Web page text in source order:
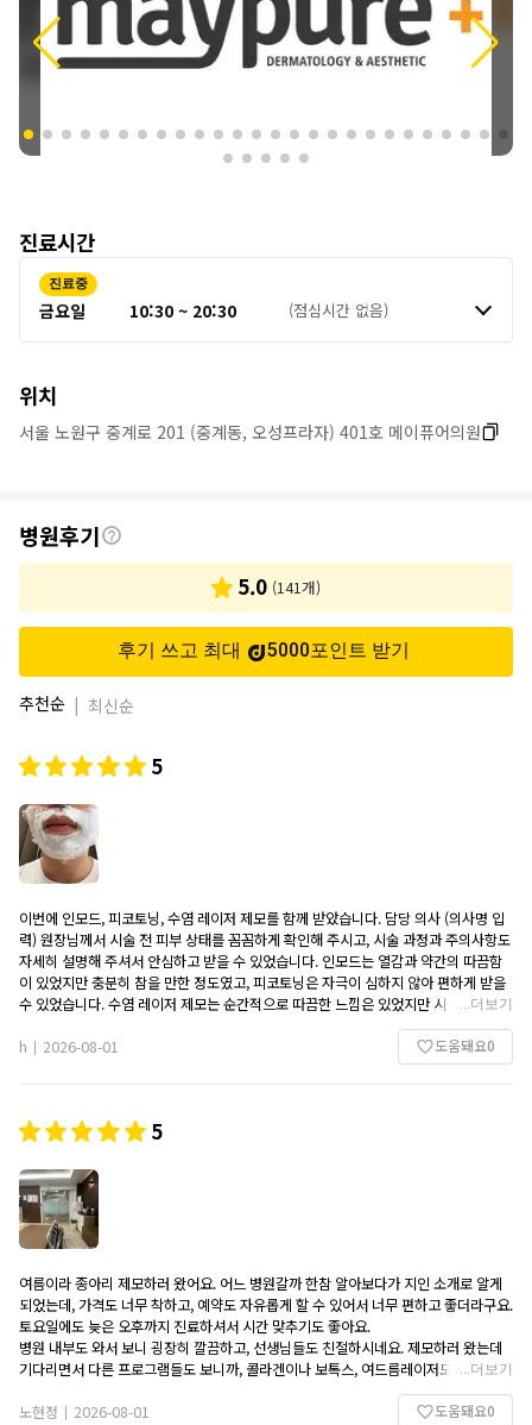
진료시간
진료중
금요일 10:30 ~ 20:30 (점심시간 없음)
위치
서울 노원구 중계로 201 (중계동, 오성프라자) 401호 메이퓨어의원
후
기
병원후기
5.0 (141개)
후기 쓰고 최대 5000포인트 받기
추천순 | 최신순
5
이번에 인모드, 피코토닝, 수염 레이저 제모를 함께 받았습니다. 담당 의사 (의사명 입
력) 원장님께서 시술 전 피부 상태를 꼼꼼하게 확인해 주시고, 시술 과정과 주의사항도
자세히 설명해 주셔서 안심하고 받을 수 있었습니다. 인모드는 열감과 약간의 따끔함
이 있었지만 충분히 참을 만한 정도였고, 피코토닝은 자극이 심하지 않아 편하게 받을
수 있었습니다. 수염 레이저 제모는 순간적으로 따끔한 느낌은 있었지만 시술 시간이
짧아 부담은 크지 않았습니다. 시술 후에는 얼굴이 약간 붉어졌지만 반나절 정도 지나
면서 대부분 가라앉았고, 다음 날에는 일상생활에 전혀 지장이 없었습니다. 직원분들
도 친절하게 응대해 주셨고 대기 시간도 길지 않아 만족스러웠습니다. 피부톤 개선과
...더보기
h 2026-08-01 도움돼요0
5
여름이라 종아리 제모하러 왔어요. 어느 병원갈까 한참 알아보다가 지인 소개로 알게
되었는데, 가격도 너무 착하고, 예약도 자유롭게 할 수 있어서 너무 편하고 좋더라구요.
토요일에도 늦은 오후까지 진료하셔서 시간 맞추기도 좋아요.
병원 내부도 와서 보니 굉장히 깔끔하고, 선생님들도 친절하시네요. 제모하러 왔는데
기다리면서 다른 프로그램들도 보니까, 콜라겐이나 보톡스, 여드름레이저도 굉장히 합
대기공간도 편하고 좋습니다. 다음엔 레이저 하러 와야겠어요. 좋은 가격에 안전한 진
...더보기
노현정 2026-08-01 도움돼요0